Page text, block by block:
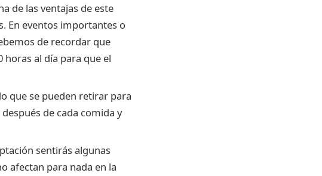
de las ventajas de este
En eventos importantes o
de recordar que
al día para que el
que se pueden retirar para
de cada comida y
sentirás algunas
afectan para nada en la